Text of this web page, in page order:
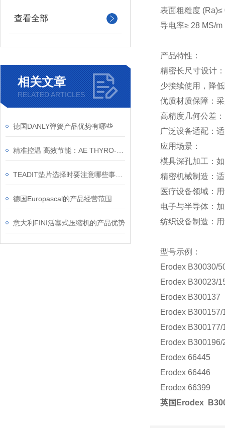
查看全部
相关文章
RELATED ARTICLES
德国DANLY弹簧产品优势有哪些
德国Europascal的产品经营范围
意大利FINI活塞式压缩机的产品优势
表面粗糙度 (Ra)≤
导电率≥ 28 MS/
产品特性：
精密长尺寸设计
少接续使用，降
优质材质保障：
高精度几何公差
广泛设备适配：
应用场景：
模具深孔加工：
精密机械制造：
医疗设备领域：
电子与半导体：
纺织设备制造：
型号示例：
Erodex B30030/
Erodex B30023/
Erodex B300137
Erodex B300157/
Erodex B300177/
Erodex B300196/
Erodex 66445
Erodex 66446
Erodex 66399
英国Erodex